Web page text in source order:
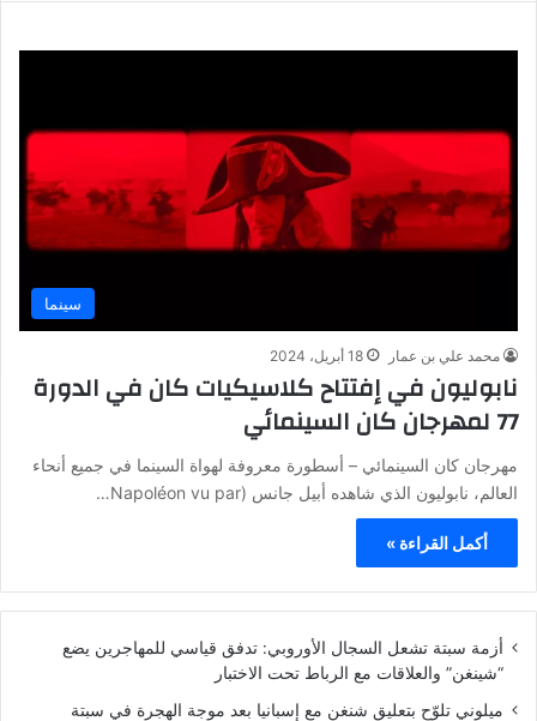
سينما
محمد علي بن عمار 18 أبريل، 2024
نابوليون في إفتتاح كلاسيكيات كان في الدورة
77 لمهرجان كان السينمائي
مهرجان كان السينمائي – أسطورة معروفة لهواة السينما في جميع أنحاء
العالم، نابوليون الذي شاهده أبيل جانس (Napoléon vu par…
أكمل القراءة »
أزمة سبتة تشعل السجال الأوروبي: تدفق قياسي للمهاجرين يضع
“شينغن” والعلاقات مع الرباط تحت الاختبار
ميلوني تلوّح بتعليق شنغن مع إسبانيا بعد موجة الهجرة في سبتة